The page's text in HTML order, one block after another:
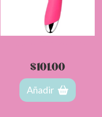
$101.00
Añadir